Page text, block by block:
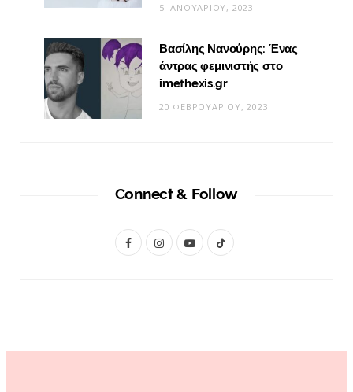
5 ΙΑΝΟΥΑΡΊΟΥ, 2023
Βασίλης Νανούρης: Ένας
άντρας φεμινιστής στο
imethexis.gr
20 ΦΕΒΡΟΥΑΡΊΟΥ, 2023
Connect & Follow
F
b
I
a
Y
u
T
o